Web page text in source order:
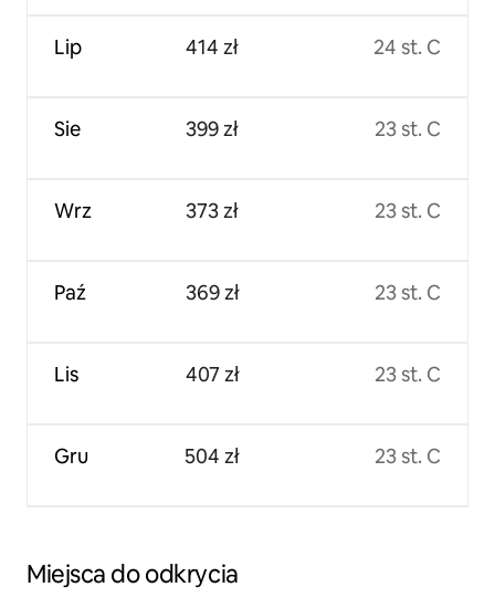
Lip
Sie
Wrz
Paź
Lis
Gru
414 zł
399 zł
373 zł
369 zł
407 zł
504 zł
24 st. C
23 st. C
23 st. C
23 st. C
23 st. C
23 st. C
Miejsca do odkrycia